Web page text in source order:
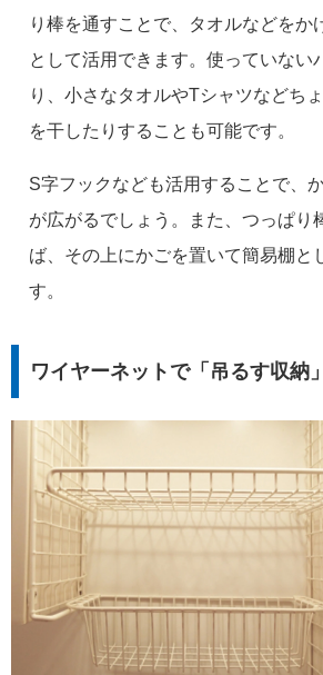
り棒を通すことで、タオルなどをか
として活用できます。使っていない
り、小さなタオルやTシャツなどち
を干したりすることも可能です。
S字フックなども活用することで、
が広がるでしょう。また、つっぱり
ば、その上にかごを置いて簡易棚と
す。
ワイヤーネットで「吊るす収納